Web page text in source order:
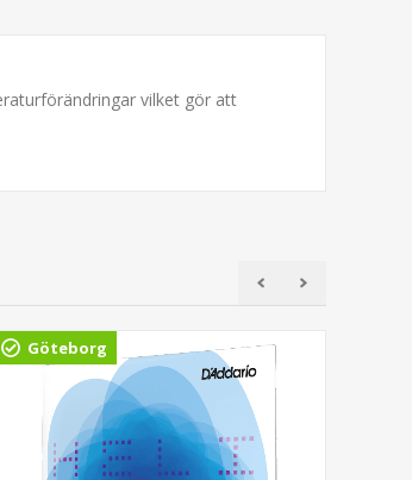
vilket gör att
Göteborg